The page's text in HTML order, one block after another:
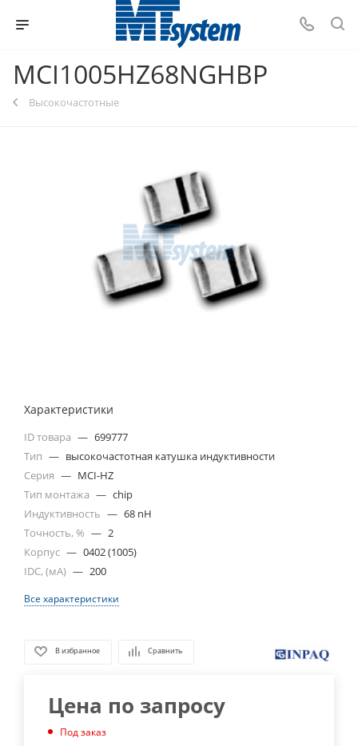
MCI1005HZ68NGHBP
Высокочастотные
Характеристики
ID товара — 699777
Тип — высокочастотная катушка индуктивности
Серия — MCI-HZ
Тип монтажа — chip
Индуктивность — 68 nH
Точность, % — 2
Корпус — 0402 (1005)
IDC, (мА) — 200
Все характеристики
В избранное Сравнить
Цена по запросу
Под заказ